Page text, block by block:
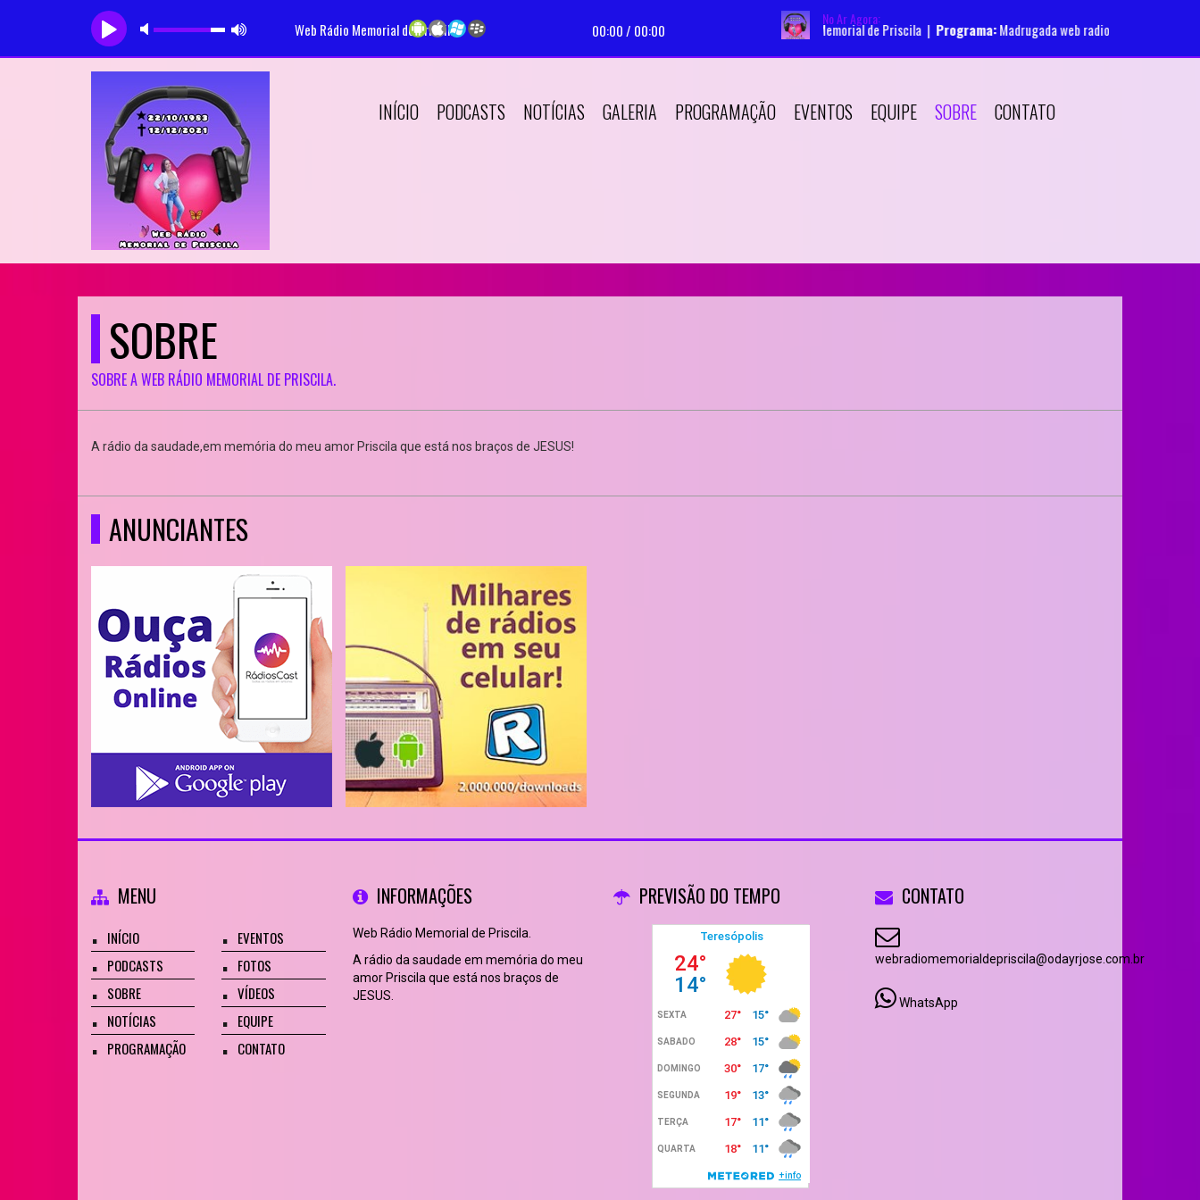
Web Rádio Memorial de Priscila 00:00/ 00:00
No Ar Agora:
Tocando agora:|Apresentador: Web Radio Memorial de Priscila |Programa:Madrugada web radio memorial de
INÍCIO PODCASTS NOTÍCIAS GALERIA PROGRAMAÇÃO EVENTOS EQUIPE SOBRE CONTATO
SOBRE
SOBRE A WEB RÁDIO MEMORIAL DE PRISCILA.
A rádio da saudade,em memória do meu amor Priscila que está nos braços de JESUS!
ANUNCIANTES
MENU
INÍCIO
PODCASTS
SOBRE
NOTÍCIAS
PROGRAMAÇÃO
EVENTOS
FOTOS
VÍDEOS
EQUIPE
CONTATO
INFORMAÇÕES
Web Rádio Memorial de Priscila.
A rádio da saudade em memória do meu
amor Priscila que está nos braços de
JESUS.
PREVISÃO DO TEMPO CONTATO
webradiomemorialdepriscila@odayrjose.com.br
WhatsApp